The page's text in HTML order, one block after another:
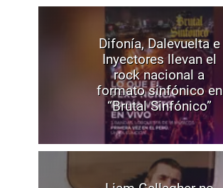
Difonía, Dalevuelta e
Inyectores llevan el
rock nacional a
formato sinfónico en
“Brutal Sinfónico”